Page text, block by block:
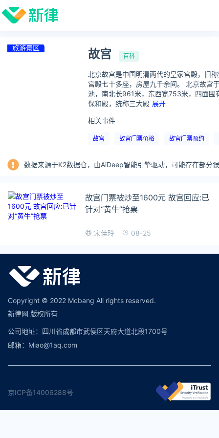
旅游景区 故宫 百科
北京故宫是中国明清两代的皇家宫殿，旧
宫殿七十多座，房屋九千余间。 北京故宫
池，南北长961米，东西宽753米，四面围
保和殿，统称三大殿 展开
相关事件
故宫 故宫门票价格 故宫门票预约
数据来源于K2数据仓，由AiDeep智能引擎驱动，可能存在部分
故宫门票被炒至1600元 故宫回应:已
针对“黄牛”抢票
宋佳玲 08-25
Copyright © 2022 Mcbang All rights reserved.
新律网 版权所有
公司地址：四川省成都市武侯区天府大道北段1700号
邮箱：Miao@1aq.com
京ICP备14006288号